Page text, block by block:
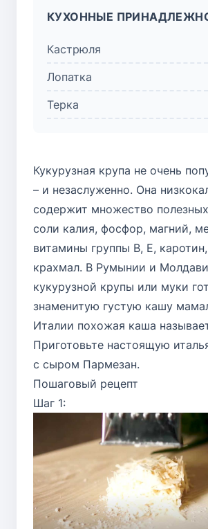
КУХОННЫЕ
Кастрюля
Лопатка
Терка
Кукурузная крупа не очень
– и незаслуженно. Она
содержит множество
соли калия, фосфор, магний,
витамины группы В, Е,
крахмал. В Румынии и
кукурузной крупы или муки
знаменитую густую кашу
Италии похожая каша
Приготовьте настоящую
с сыром Пармезан.
Пошаговый рецепт
Шаг 1: